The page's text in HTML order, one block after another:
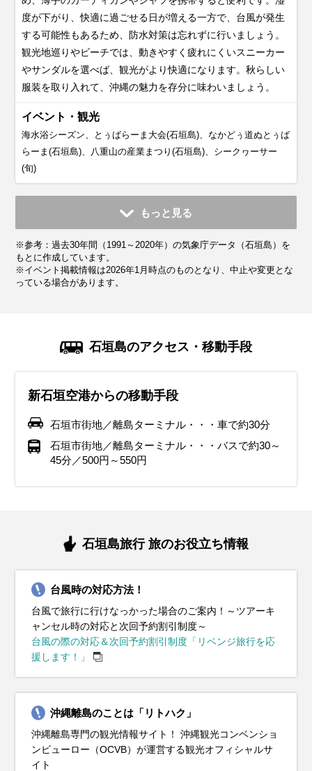
度が下がり、快適に過ごせる日が増える一方で、台風が発生
する可能性もあるため、防水対策は忘れずに行いましょう。
観光地巡りやビーチでは、動きやすく疲れにくいスニーカー
やサンダルを選べば、観光がより快適になります。秋らしい
服装を取り入れて、沖縄の魅力を存分に味わいましょう。
イベント・観光
海水浴シーズン、とぅばらーま大会(石垣島)、なかどぅ道ぬとぅば
らーま(石垣島)、八重山の産業まつり(石垣島)、シークヮーサー
(旬)
11月
平均気温・降水量
23.6℃ 138.1mm
気候・服装
11月の沖縄は秋が深まり、平均気温は約23℃と快適な日が多
軽めのジャケットやストールを持参しておくと便利です。こ
の時期は湿度が下がり過ごしやすいですが、海辺では風が強
い日もあるため、風を防ぐ素材のアウターが役立ちます。観
光地を巡る際には、動きやすいスニーカーや防滑性のある靴
を選ぶと安心です。
12月
平均気温・降水量
20.5℃ 155.2mm
気候・服装
12月の沖縄は冬を迎えますが、平均気温は約20℃で、日本本
朝晩は15℃前後まで冷え込むこともあるため、防寒対策を意
識しましょう。観光地巡りでは動きやすいスニーカーが最適
で、海風の強い場所を訪れる場合は風を通しにくい素材の服
がおすすめです。
1月
平均気温・降水量
18.9℃ 135.0mm
気候・服装
1月の沖縄は冬にあたりますが、平均気温は約19℃と日本本
いジャケットやウィンドブレーカーを用意しておくと安心で
す。風が強い日もあるので、風を通しにくい素材の服が便利
です。観光では歩きやすいスニーカーを選び、防水性がある
ものを用意しておくと突然の雨にも対応できます。沖縄特有
の温暖な気候を活かした服装を選びましょう。
2月
平均気温・降水量
19.4℃ 124.0mm
気候・服装
2月の沖縄も引き続き穏やかな冬の気候が続きます。平均気
ールを持参すると便利です。観光地では屋外を歩く時間が長
くなることがあるため、動きやすい服装と防風対策が重要で
す。また、雨が降る日もあるので、折りたたみ傘やレインシ
ューズを用意しておくと安心です。沖縄ならではの自然や文
化を楽しむために、軽やかで機能的な服装を心がけましょ
う。
3月
平均気温・降水量
20.9℃ 134.4mm
気候・服装
3月の沖縄は春の訪れを感じる時期で、平均気温は21℃近く
です。朝晩は少し冷えることもあるので、重ね着で調整でき
る服装が快適です。観光地やアクティビティでは、軽量で通
気性の良いスニーカーが役立ちます。沖縄特有の湿気が増し
てくるため、速乾性のある素材の服を選ぶと快適に過ごせま
す。春らしい明るい色の服装で、観光をより楽しく演出しま
しょう。
花)、石垣島サンゴウィーク
4月
平均気温・降水量
23.4℃ 146.9mm
気候・服装
4月の沖縄は春本番で、平均気温は24℃前後と過ごしやすい
薄手のカーディガンやジャケットを持ち歩くと便利です。海
辺を訪れる場合は、風が冷たく感じられることもあるので、
風を防ぐ上着を準備してください。紫外線対策として帽子や
サングラスを活用し、日焼け止めも忘れずに持参しましょ
う。動きやすく爽やかな服装で、春の沖縄を楽しみましょ
う。
島）、石垣島トライアスロン大会(石垣島)、八重山春の観光闘牛大
5月
平均気温・降水量
25.9℃ 190.7mm
気候・服装
5月の沖縄は初夏を迎え、平均気温は26℃を超える日もあり
ため、薄手のカーディガンやシャツを携帯しておくと便利で
す。湿度が高くなり始めるため、通気性の良い素材の服を選
ぶのがポイントです。5月は紫外線が強くなるため、帽子や
サングラス、日焼け止めで紫外線対策をしましょう。観光地
やアクティビティを思い切り楽しむために、機能的な服装を
心がけましょう。
(鳩間島)、パイナップル(旬)
6月
平均気温・降水量
28.4℃ 208.2mm
気候・服装
6月の沖縄は梅雨の時期にあたり、湿度が高く雨の日が多い
軽量で速乾性のある素材の服を選び、湿気にも対応できるス
タイルがおすすめです。折りたたみ傘やレインコートを持参
し、防水性のあるスニーカーやサンダルを用意してくださ
い。また、エアコンが効いている室内では肌寒く感じること
があるため、薄手のカーディガンやストールを携帯すると便
利です。梅雨の湿気を乗り切るために、涼しく動きやすい服
海水浴シーズン、海神祭（ハーリー）、サガリバナの開花、ダイ
7月
平均気温・降水量
29.6℃ 142.3mm
気候・服装
7月の沖縄は梅雨が明け、夏本番の暑さを迎えます。平均気
スリーブシャツ、ショートパンツやスカートを選び、涼しく
快適な服装を心がけましょう。帽子やサングラス、日焼け止
めを必ず用意し、特にビーチを訪れる際はラッシュガードを
着用すると便利です。また、長時間外を歩く場合は、通気性
の良いスニーカーやサンダルで足元をしっかりサポートして
ください。こまめな水分補給と暑さ対策を忘れずに、夏の沖
海水浴シーズン、サガリバナの開花、与那国国際カジキ釣り大会
まつり(石垣島)、バナナ(旬)、マンゴー(旬)、パイナップル(旬)
もっと見る
※参考：過去30年間（1991～2020年）の気象庁データ（石垣島）を
もとに作成しています。
※イベント掲載情報は2026年1月時点のものとなり、中止や変更とな
っている場合があります。
石垣島のアクセス・移動手段
新石垣空港からの移動手段
石垣市街地／離島ターミナル・・・車で約30分
石垣市街地／離島ターミナル・・・バスで約30～
45分／500円～550円
石垣島旅行 旅のお役立ち情報
台風時の対応方法！
台風で旅行に行けなっかった場合のご案内！～ツアーキ
ャンセル時の対応と次回予約割引制度～
台風の際の対応＆次回予約割引制度「リベンジ旅行を応
援します！」
沖縄離島のことは「リトハク」
沖縄離島専門の観光情報サイト！ 沖縄観光コンベンショ
ンビューロー（OCVB）が運営する観光オフィシャルサ
イト